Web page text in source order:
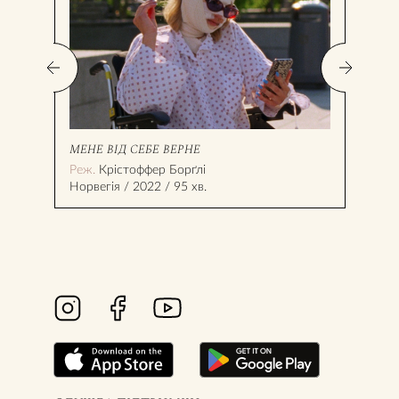
МЕНЕ ВІД СЕБЕ ВЕРНЕ
Реж. Крістоффер Борґлі
Норвегія / 2022 / 95 хв.